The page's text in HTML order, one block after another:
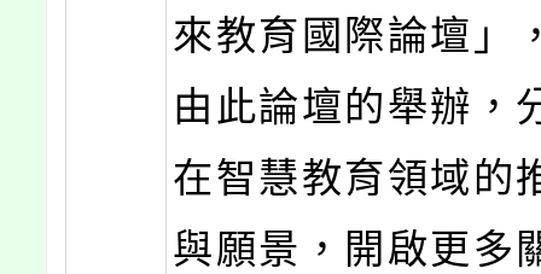
來教育國際論壇」
由此論壇的舉辦，
在智慧教育領域的
與願景，開啟更多